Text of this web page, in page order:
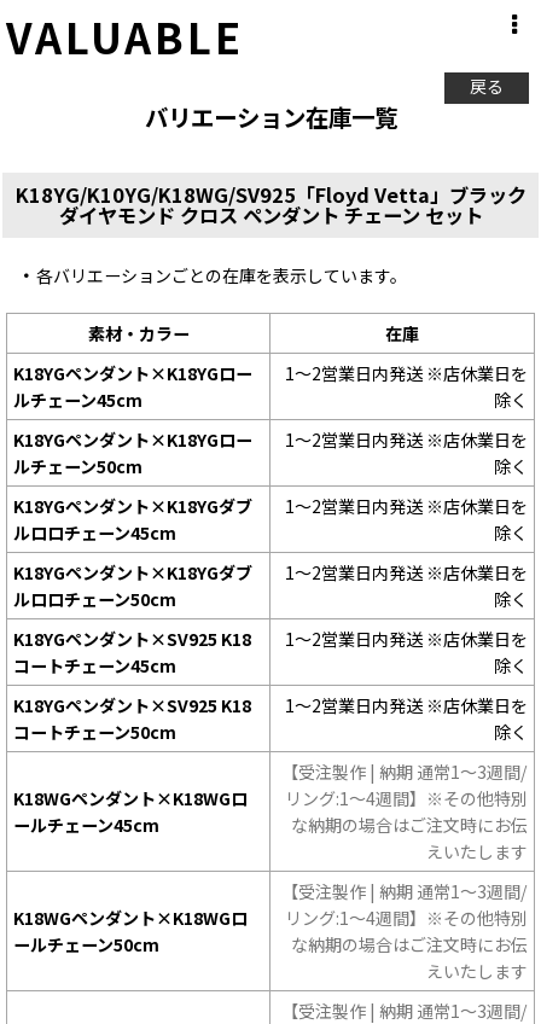
VALUABLE
バリエーション在庫一覧
戻る
K18YG/K10YG/K18WG/SV925「Floyd Vetta」ブラック
ダイヤモンド クロス ペンダント チェーン セット
各バリエーションごとの在庫を表示しています。
素材・カラー
在庫
K18YGペンダント×K18YGロー
ルチェーン45cm
1〜2営業日内発送 ※店休業日を
除く
K18YGペンダント×K18YGロー
ルチェーン50cm
1〜2営業日内発送 ※店休業日を
除く
K18YGペンダント×K18YGダブ
ルロロチェーン45cm
1〜2営業日内発送 ※店休業日を
除く
K18YGペンダント×K18YGダブ
ルロロチェーン50cm
1〜2営業日内発送 ※店休業日を
除く
K18YGペンダント×SV925 K18
コートチェーン45cm
1〜2営業日内発送 ※店休業日を
除く
K18YGペンダント×SV925 K18
コートチェーン50cm
1〜2営業日内発送 ※店休業日を
除く
K18WGペンダント×K18WGロ
ールチェーン45cm
【受注製作 | 納期 通常1〜3週間/
リング:1〜4週間】※その他特別
な納期の場合はご注文時にお伝
えいたします
K18WGペンダント×K18WGロ
ールチェーン50cm
【受注製作 | 納期 通常1〜3週間/
リング:1〜4週間】※その他特別
な納期の場合はご注文時にお伝
えいたします
【受注製作 | 納期 通常1〜3週間/